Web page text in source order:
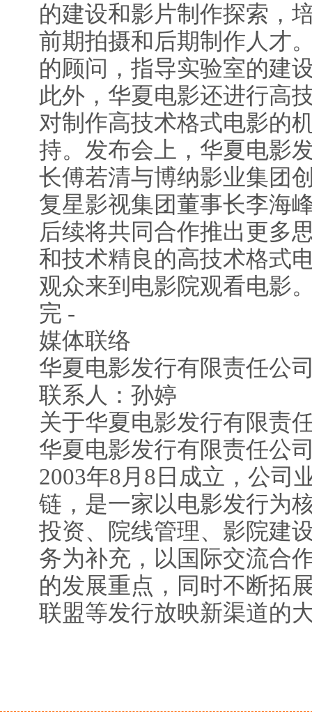
的建设和影片制作探索，
前期拍摄和后期制作人才
的顾问，指导实验室的建
此外，华夏电影还进行高
对制作高技术格式电影的
持。发布会上，华夏电影
长傅若清与博纳影业集团
复星影视集团董事长李海
后续将共同合作推出更多
和技术精良的高技术格式
观众来到电影院观看电影
完 -
媒体联络
华夏电影发行有限责任公
联系人：孙婷
关于华夏电影发行有限责
华夏电影发行有限责任公
2003年8月8日成立，公司
链，是一家以电影发行为
投资、院线管理、影院建
务为补充，以国际交流合
的发展重点，同时不断拓
联盟等发行放映新渠道的